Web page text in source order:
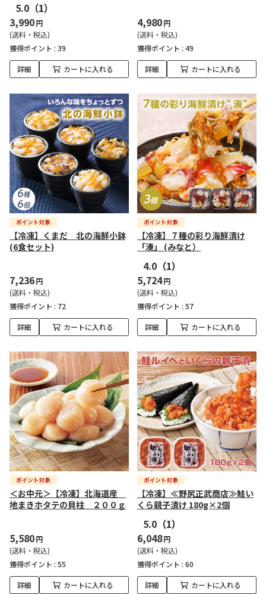
5.0 （1）
3,990円
(送料・税込)
獲得ポイント : 39
詳細 カートに入れる
4,980円
(送料・税込)
獲得ポイント : 49
詳細 カートに入れる
【冷凍】くまだ 北の海鮮小鉢
(6食セット)
7,236円
(送料・税込)
獲得ポイント : 72
詳細 カートに入れる
【冷凍】７種の彩り海鮮漬け
「湊」 (みなと）
4.0 （1）
5,724円
(送料・税込)
獲得ポイント : 57
詳細 カートに入れる
＜お中元＞【冷凍】北海道産
地まきホタテの貝柱 ２００ｇ
5,580円
(送料・税込)
獲得ポイント : 55
詳細 カートに入れる
【冷凍】≪野尻正武商店≫鮭い
くら親子漬け 180g×2個
5.0 （1）
6,048円
(送料・税込)
獲得ポイント : 60
詳細 カートに入れる